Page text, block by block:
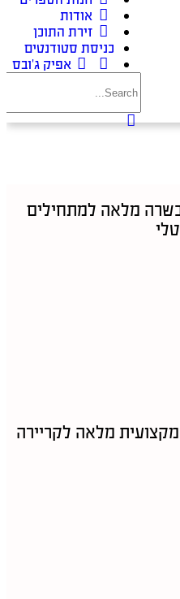
אודות
זירת התוכן
כניסת סטודנטים
אפיק ג’ובס
מלאה למתחילים
מלאה לקריירה